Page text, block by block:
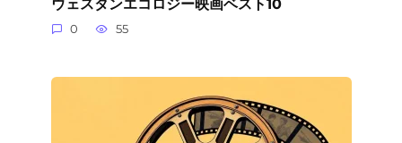
ウェスタンエコロジー映画ベスト10
0 55